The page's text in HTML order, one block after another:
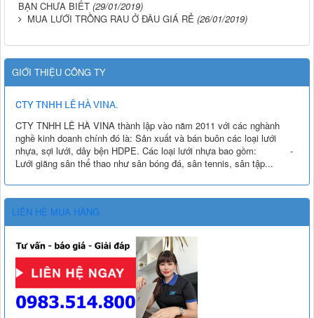
BẠN CHƯA BIẾT (29/01/2019)
MUA LƯỚI TRỒNG RAU Ở ĐÂU GIÁ RẺ (26/01/2019)
GIỚI THIỆU CÔNG TY
CTY TNHH LÊ HÀ VINA.
CTY TNHH LÊ HÀ VINA thành lập vào năm 2011 với các nghành
nghề kinh doanh chính đó là: Sản xuất và bán buôn các loại lưới
nhựa, sợi lưới, dây bện HDPE. Các loại lưới nhựa bao gồm: -
Lưới giăng sân thể thao như sân bóng đá, sân tennis, sân tập...
LIÊN HỆ MUA HÀNG